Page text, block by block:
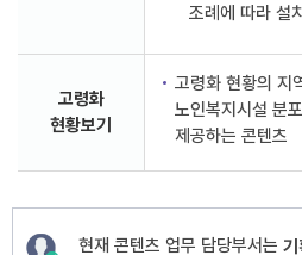
조례에 따라 설
고령화
현황보기
고령화 현황의 지
노인복지시설 분
제공하는 콘텐츠
현재 콘텐츠 업무 담당부서는 기